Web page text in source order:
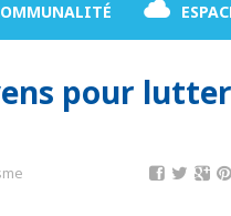
pour lutter